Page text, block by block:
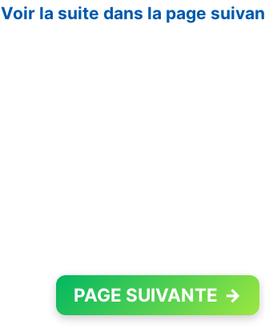
Voir la suite dans la page
PAGE SUIVANTE →